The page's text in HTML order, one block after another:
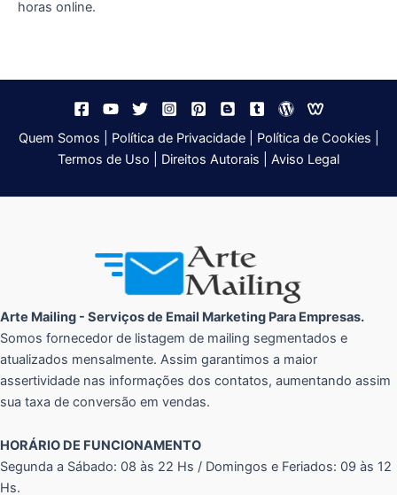
horas online.
Quem Somos Política de Privacidade| Política de Cookies
Termos de Uso
Direitos Autorais Aviso Legal
Arte Mailing - Serviços de Email Marketing Para Empresas.
Somos fornecedor de listagem de mailing segmentados e
atualizados mensalmente. Assim garantimos a maior
assertividade nas informações dos contatos, aumentando assim
sua taxa de conversão em vendas.
HORÁRIO DE FUNCIONAMENTO
Segunda a Sábado: 08 às 22 Hs / Domingos e Feriados: 09 às 12
Hs.